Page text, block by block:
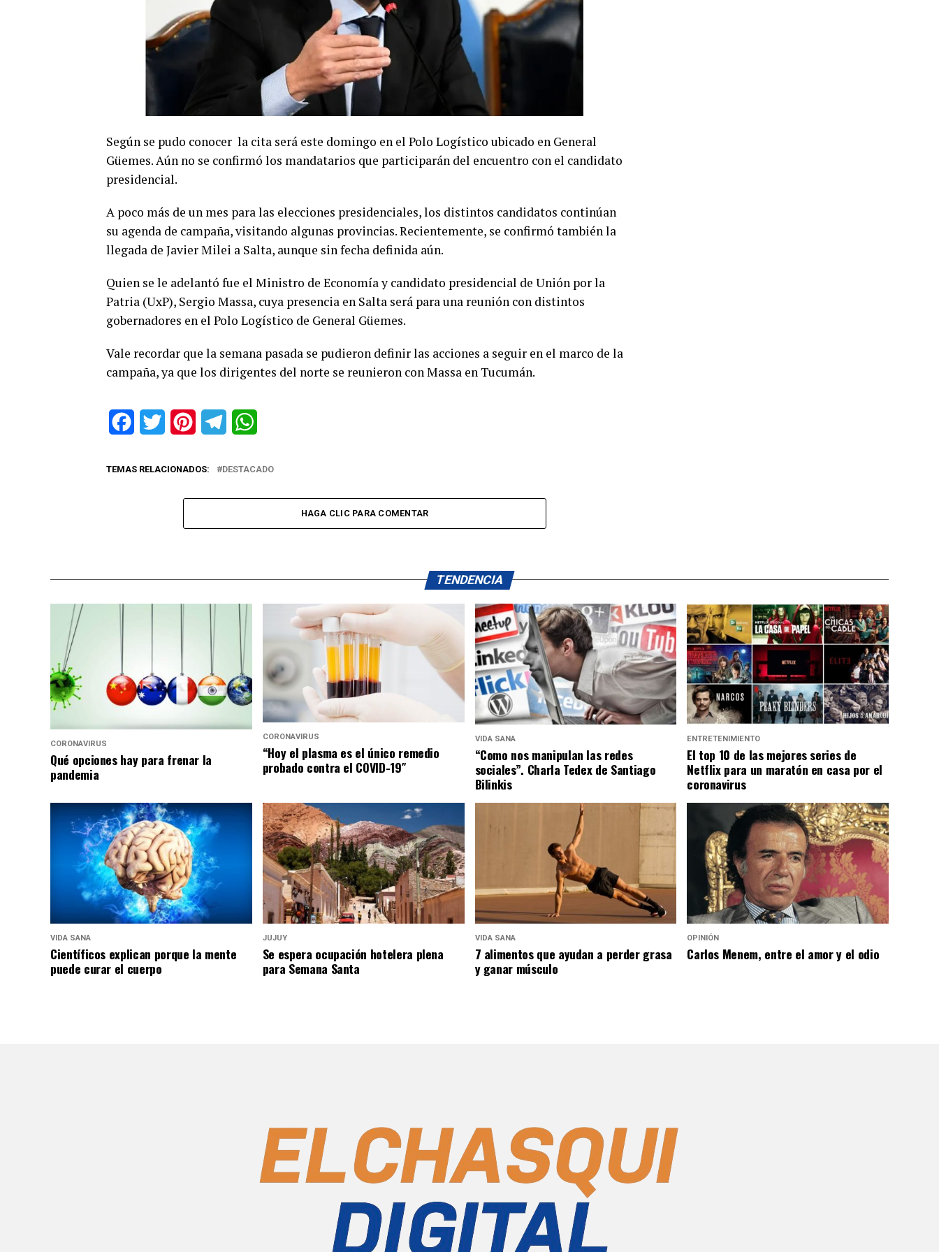
Según se pudo conocer la cita será este domingo en el Polo Logístico ubicado en General
Güemes. Aún no se confirmó los mandatarios que participarán del encuentro con el candidato
presidencial.
A poco más de un mes para las elecciones presidenciales, los distintos candidatos continúan
su agenda de campaña, visitando algunas provincias. Recientemente, se confirmó también la
llegada de Javier Milei a Salta, aunque sin fecha definida aún.
Quien se le adelantó fue el Ministro de Economía y candidato presidencial de Unión por la
Patria (UxP), Sergio Massa, cuya presencia en Salta será para una reunión con distintos
gobernadores en el Polo Logístico de General Güemes.
Vale recordar que la semana pasada se pudieron definir las acciones a seguir en el marco de la
campaña, ya que los dirigentes del norte se reunieron con Massa en Tucumán.
FacebookTwitter PinterestTelegram
TEMAS RELACIONADOS: DESTACADO
HAGA CLIC PARA COMENTAR
TENDENCIA
CORONAVIRUS
Qué opciones hay para frenar la
pandemia
CORONAVIRUS
“Hoy el plasma es el único remedio
probado contra el COVID-19″
VIDA SANA
“Como nos manipulan las redes
sociales”. Charla Tedex de Santiago
Bilinkis
ENTRETENIMIENTO
El top 10 de las mejores series de
Netflix para un maratón en casa por el
coronavirus
VIDA SANA
Científicos explican porque la mente
puede curar el cuerpo
JUJUY
Se espera ocupación hotelera plena
para Semana Santa
VIDA SANA
7 alimentos que ayudan a perder grasa
y ganar músculo
OPINIÓN
Carlos Menem, entre el amor y el odio